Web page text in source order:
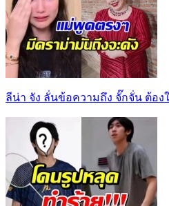
ลีน่า จัง ลั่นข้อความถึง จั๊กจั่น ต้อง